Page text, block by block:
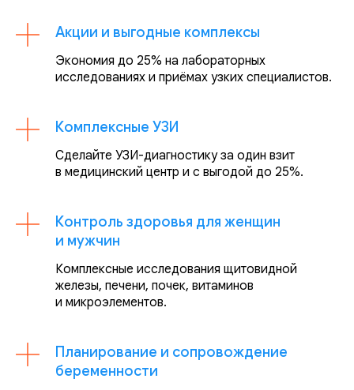
Акции и выгодные комплексы
Экономия до 25% на лабораторных
исследованиях и приёмах узких специалистов.
Комплексные УЗИ
Сделайте УЗИ-диагностику за один взит
в медицинский центр и с выгодой до 25%.
Контроль здоровья для женщин
и мужчин
Комплексные исследования щитовидной
железы, печени, почек, витаминов
и микроэлементов.
Планирование и сопровождение
беременности